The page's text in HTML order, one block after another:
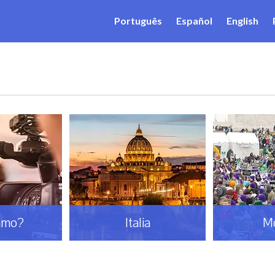
Português Español English
Italia